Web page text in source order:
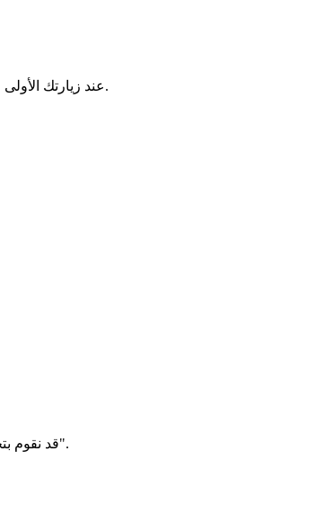
عند زيارتك الأولى لموقعنا، يمكنك اختيار أنواع ملفات الارتباط التي توافق عليها. يمكنك تغيير تفضيلاتك في أي وقت بالنقر على رابط إعدادات ملفات الارتباط في تذييل الصفحة.
قد نقوم بتحديث سياسة ملفات الارتباط هذه من وقت لآخر. سنقوم بإعلامك بأي تغييرات عن طريق نشر السياسة الجديدة على هذه الصفحة وتحديث تاريخ "آخر تحديث".